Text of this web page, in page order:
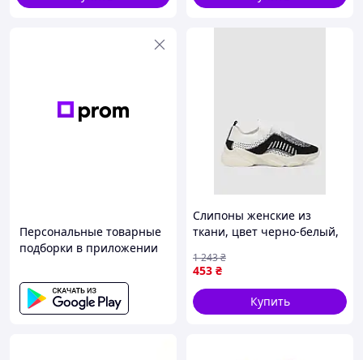
Персональные товарные
подборки в приложении
Слипоны женские из
ткани, цвет черно-белый,
453 ₴
1 243₴
Купить